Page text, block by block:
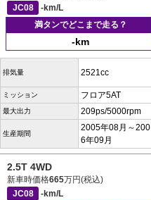
JC08
-km/L
満タンでどこまで走る？
-km
排気量 2521cc
ミッション フロア5AT
最大出力 209ps/5000rpm
生産期間
2005年08月～200
6年09月
2.5T 4WD
新車時価格665万円(税込)
JC08
-km/L